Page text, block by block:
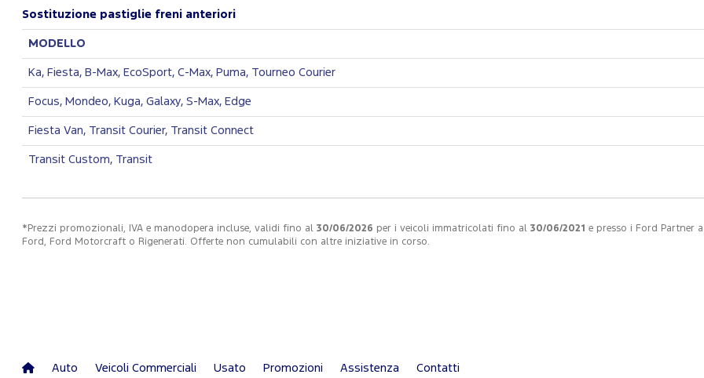
Sostituzione pastiglie freni anteriori
MODELLO
Ka, Fiesta, B-Max, EcoSport, C-Max, Puma, Tourneo Courier
Focus, Mondeo, Kuga, Galaxy, S-Max, Edge
Fiesta Van, Transit Courier, Transit Connect
Transit Custom, Transit
*Prezzi promozionali, IVA e manodopera incluse, validi fino al 30/06/2026 per i veicoli immatricolati fino al 30/06/2021 e presso i Ford Partner
Ford, Ford Motorcraft o Rigenerati. Offerte non cumulabili con altre iniziative in corso.
Auto Veicoli Commerciali Usato Promozioni Assistenza Contatti